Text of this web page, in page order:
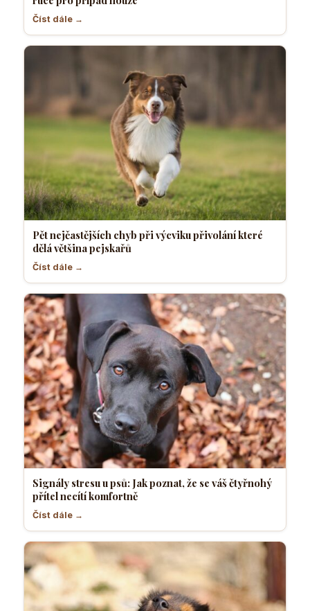
Číst dále →
Pět nejčastějších chyb při výcviku přivolání které
dělá většina pejskařů
Číst dále →
Signály stresu u psů: Jak poznat, že se váš čtyřnohý
přítel necítí komfortně
Číst dále →